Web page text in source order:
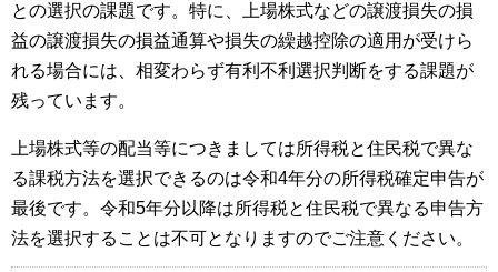
との選択の課題です。特に、上場株式などの譲渡損失の損
益の譲渡損失の損益通算や損失の繰越控除の適用が受けら
れる場合には、相変わらず有利不利選択判断をする課題が
残っています。
上場株式等の配当等につきましては所得税と住民税で異な
る課税方法を選択できるのは令和4年分の所得税確定申告が
最後です。令和5年分以降は所得税と住民税で異なる申告方
法を選択することは不可となりますのでご注意ください。